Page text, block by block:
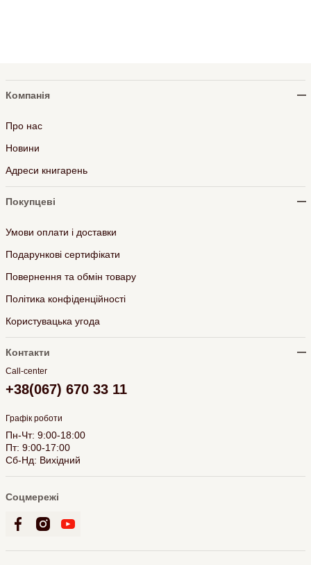
Компанія
Про нас
Новини
Адреси книгарень
Покупцеві
Умови оплати і доставки
Подарункові сертифікати
Повернення та обмін товару
Політика конфіденційності
Користувацька угода
Контакти
Call-center
+38(067) 670 33 11
Графік роботи
Пн-Чт: 9:00-18:00
Пт: 9:00-17:00
Сб-Нд: Вихідний
Соцмережі